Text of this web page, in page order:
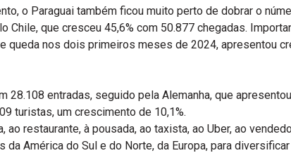
o Paraguai também ficou muito perto de dobrar o
que cresceu 45,6% com 50.877 chegadas.
nos dois primeiros meses de 2024, apresentou
28.108 entradas, seguido pela Alemanha, que
turistas, um crescimento de 10,1%.
restaurante, à pousada, ao taxista, ao Uber, ao
América do Sul e do Norte, da Europa, para